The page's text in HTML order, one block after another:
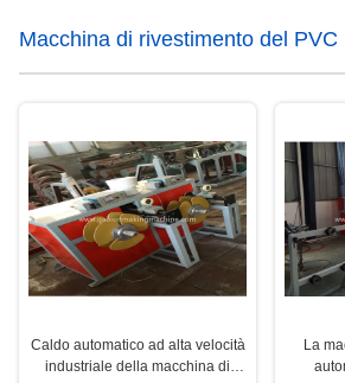
Macchina di rivestimento del PVC
Caldo automatico ad alta velocità
industriale della macchina di
La